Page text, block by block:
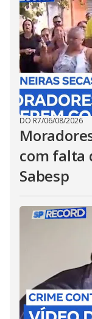
DO R7/06/08/2026
com falta
Sabesp